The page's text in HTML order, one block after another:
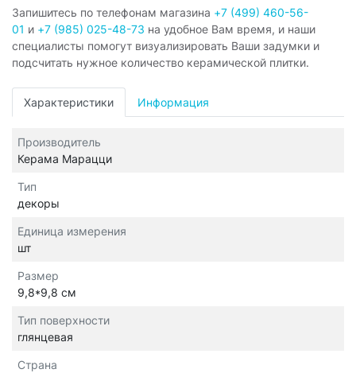
Запишитесь по телефонам магазина +7 (499) 460-56-
01 и +7 (985) 025-48-73 на удобное Вам время, и наши
специалисты помогут визуализировать Ваши задумки и
подсчитать нужное количество керамической плитки.
Характеристики Информация
Производитель
Керама Марацци
Тип
декоры
Единица измерения
шт
Размер
9,8*9,8 см
Тип поверхности
глянцевая
Страна